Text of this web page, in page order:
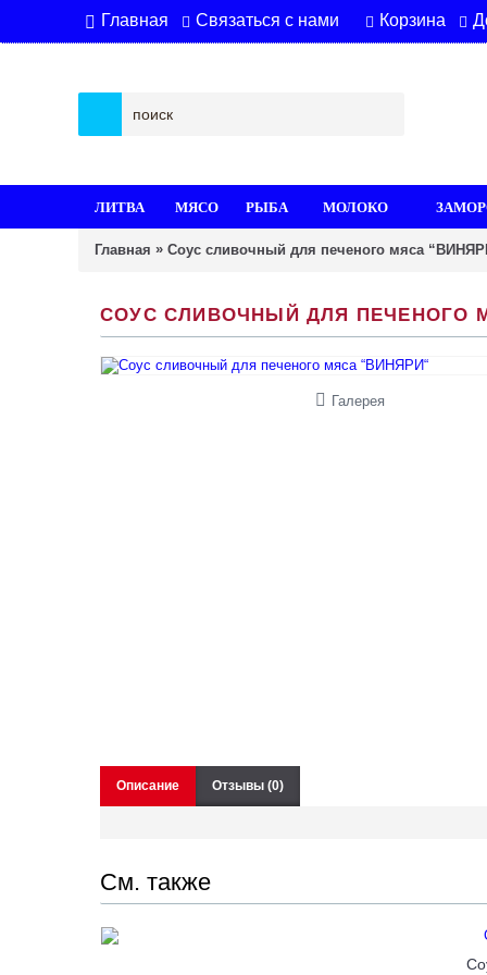
Главная Связаться с нами Корзина
ЛИТВА МЯСО РЫБА МОЛОКО
Главная » Соус сливочный для печеного мяса
СОУС СЛИВОЧНЫЙ ДЛЯ ПЕЧЕНОГО
Галерея
Описание Отзывы (0)
См. также